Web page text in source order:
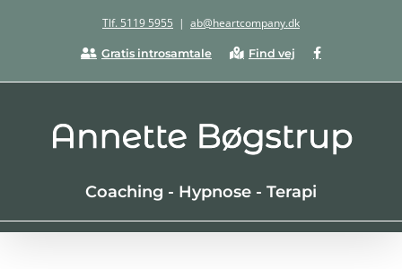
Tlf. 5119 5955 | ab@heartcompany.dk
Gratis introsamtale Find vej Facebook
Coaching - Hypnose - Terapi